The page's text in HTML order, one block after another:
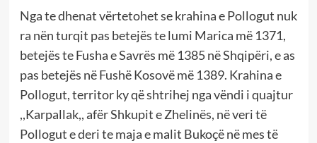
Nga te dhenat vërtetohet se krahina e Pollogut nuk
ra nën turqit pas betejës te lumi Marica më 1371,
betejës te Fusha e Savrës më 1385 në Shqipëri, e as
pas betejës në Fushë Kosovë më 1389. Krahina e
Pollogut, territor ky që shtrihej nga vëndi i quajtur
,,Karpallak,, afër Shkupit e Zhelinës, në veri të
Pollogut e deri te maja e malit Bukoçë në mes të